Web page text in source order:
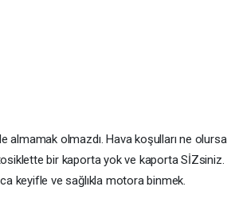
almamak olmazdı. Hava koşulları ne olursa
bir kaporta yok ve kaporta SİZsiniz.
keyifle ve sağlıkla motora binmek.